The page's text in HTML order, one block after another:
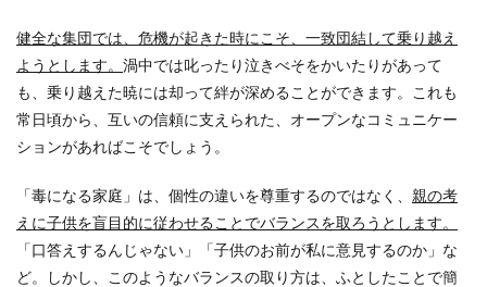
健全な集団では、危機が起きた時にこそ、一致団結して乗り越え
ようとします。 渦中では叱ったり泣きべそをかいたりがあって
も、乗り越えた暁には却って絆が深めることができます。これも
常日頃から、互いの信頼に支えられた、オープンなコミュニケー
ションがあればこそでしょう。
「毒になる家庭」は、個性の違いを尊重するのではなく、 親の考
えに子供を盲目的に従わせることでバランスを取ろうとします。
「口答えするんじゃない」「子供のお前が私に意見するのか」な
ど。しかし、このようなバランスの取り方は、ふとしたことで簡